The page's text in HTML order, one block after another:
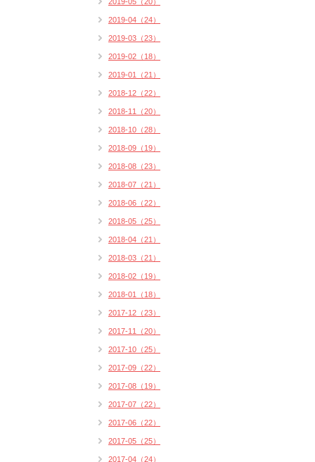
2019-04（24）
2019-03（23）
2019-02（18）
2019-01（21）
2018-12（22）
2018-11（20）
2018-10（28）
2018-09（19）
2018-08（23）
2018-07（21）
2018-06（22）
2018-05（25）
2018-04（21）
2018-03（21）
2018-02（19）
2018-01（18）
2017-12（23）
2017-11（20）
2017-10（25）
2017-09（22）
2017-08（19）
2017-07（22）
2017-06（22）
2017-05（25）
2017-04（24）